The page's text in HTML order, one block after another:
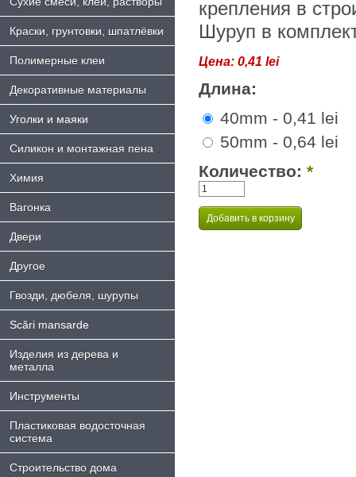
Краски, грунтовки, шпатлёвки
Полимерные клеи
Декоративные материалы
Уголки и маяки
Силикон и монтажная пена
Химия
Bагонка
Двери
Другое
Гвозди, дюбеля, шурупы
Scări mansarde
Изделия из дерева и
металла
Инструменты
Пластиковая водосточная
система
Строительство дома
крепления в
Шуруп в
Цена: 0,41 lei
Длина:
40mm - 0,41 lei
50mm - 0,64 lei
Количество: *